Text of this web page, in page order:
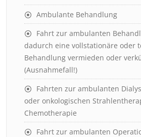
Ambulante Behandlung
Fahrt zur ambulanten
dadurch eine vollstationäre oder
Behandlung vermieden oder
(Ausnahmefall!)
Fahrten zur ambulanten
oder onkologischen
Chemotherapie
Fahrt zur ambulanten